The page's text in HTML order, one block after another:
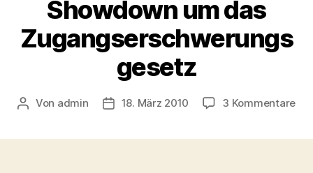
Showdown um das
Zugangserschwerungs
gesetz
Beitragsautor
Von admin Veröffentlichungsdatum
18. März 2010 3 Kommentarezu